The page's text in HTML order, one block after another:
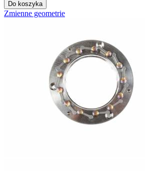
Do koszyka
Zmienne geometrie